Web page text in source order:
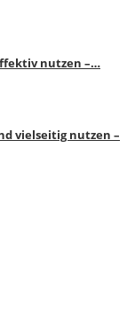
nutzen –…
vielseitig nutzen –